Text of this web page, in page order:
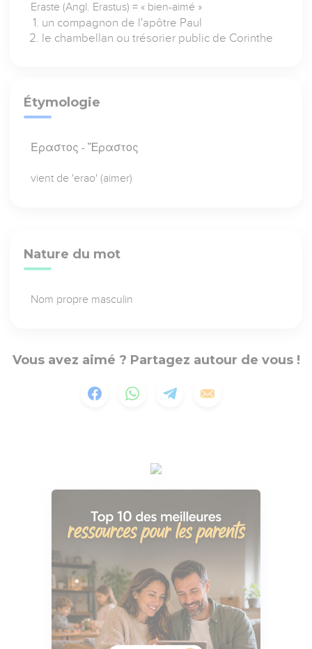
Eraste (Angl. Erastus) = « bien-aimé »
un compagnon de l'apôtre Paul
le chambellan ou trésorier public de Corinthe
Étymologie
Εραστος - Ἔραστος
vient de 'erao' (aimer)
Nature du mot
Nom propre masculin
Vous avez aimé ? Partagez autour de vous !